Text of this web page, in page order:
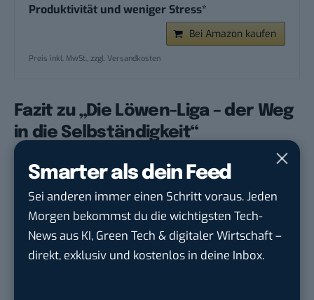
Smarter als dein Feed
Sei anderen immer einen Schritt voraus. Jeden
Morgen bekommst du die wichtigsten Tech-
News aus KI, Green Tech & digitaler Wirtschaft –
direkt, exklusiv und kostenlos in deine Inbox.
Produktivität und weniger Stress*
Bei Amazon kaufen
Preis inkl. MwSt., zzgl. Versandkosten
Fazit zu „Die Löwen-Liga – der Weg
in die Selbständigkeit“
Ich empfehle „Die Löwen-Liga – der Weg in die
Selbständigkeit“ dennoch als Lektüre. Zum einen ist
die Art, wie die Motivation zur Selbständigkeit
beschrieben wird, ungewöhnlich und deshalb
spannend. Ich gebe zu: Ich habe mich auf die
Lektüre gefreut.